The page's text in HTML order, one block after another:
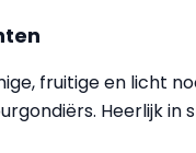
fruitige en licht
Heerlijk in